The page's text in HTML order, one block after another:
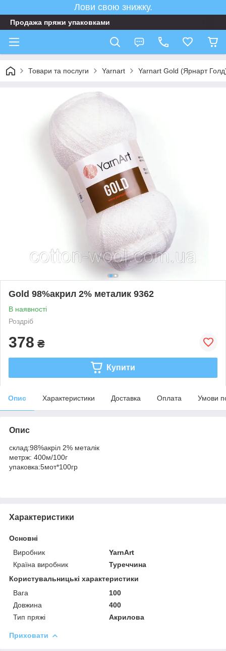
Лови свою знижку.
Продажа пряжи упаковками
Товари та послуги Yarnart Yarnart Gold (Ярнарт
Gold 98%акрил 2% металик 9362
В наявності
Роздріб
378 ₴
Купити
Опис Характеристики Доставка Оплата Умови
Опис
склад:98%акріл 2% металік
метрж: 400м/100г
упаковка:5мот*100гр
Характеристики
Основні
Виробник
YarnArt
Країна виробник
Туреччина
Користувальницькі характеристики
Вага
100
Довжина
400
Тип пряжі
Акрилова
Приховати